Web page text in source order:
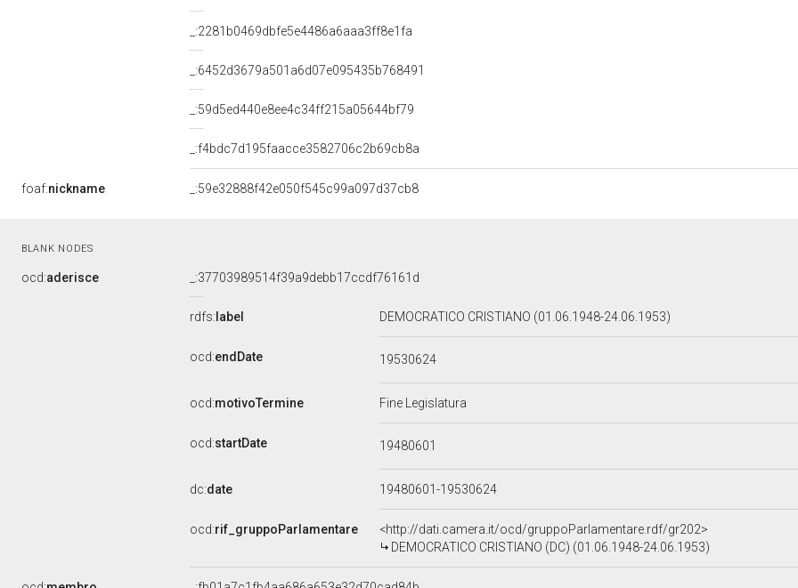
_:2281b0469dbfe5e4486a6aaa3ff8e1fa
_:6452d3679a501a6d07e095435b768491
_:59d5ed440e8ee4c34ff215a05644bf79
_:f4bdc7d195faacce3582706c2b69cb8a
foaf:nickname _:59e32888f42e050f545c99a097d37cb8
BLANK NODES
ocd:aderisce _:37703989514f39a9debb17ccdf76161d
rdfs: label DEMOCRATICO CRISTIANO (01.06.1948-24.06.1953)
ocd:endDate 19530624
ocd:motivoTermine Fine Legislatura
ocd:startDate 19480601
dc:date 19480601-19530624
ocd:rif_gruppoParlamentare
<http://dati.camera.it/ocd/gruppoParlamentare.rdf/gr202>
DEMOCRATICO CRISTIANO (DC) (01.06.1948-24.06.1953)